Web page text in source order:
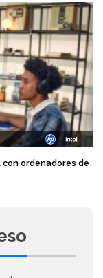
ordenadores de